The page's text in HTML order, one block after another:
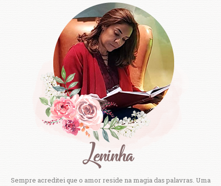
Sempre acreditei que o amor reside na magia das palavras. Uma